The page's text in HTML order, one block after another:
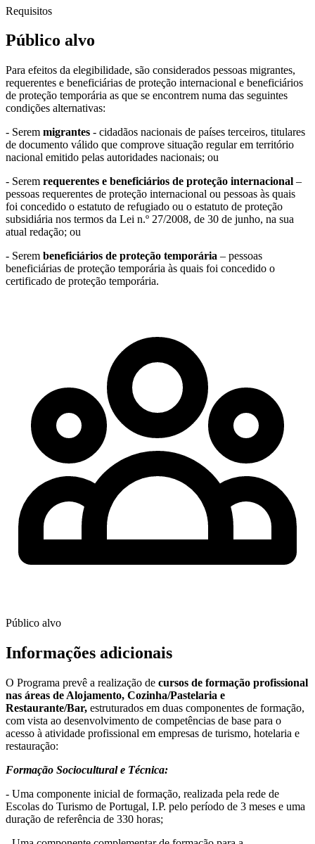
Requisitos
Público alvo
Para efeitos da elegibilidade, são considerados pessoas migrantes,
requerentes e beneficiárias de proteção internacional e beneficiários
de proteção temporária as que se encontrem numa das seguintes
condições alternativas:
- Serem migrantes - cidadãos nacionais de países terceiros, titulares
de documento válido que comprove situação regular em território
nacional emitido pelas autoridades nacionais; ou
- Serem requerentes e beneficiários de proteção internacional –
pessoas requerentes de proteção internacional ou pessoas às quais
foi concedido o estatuto de refugiado ou o estatuto de proteção
subsidiária nos termos da Lei n.º 27/2008, de 30 de junho, na sua
atual redação; ou
- Serem beneficiários de proteção temporária – pessoas
beneficiárias de proteção temporária às quais foi concedido o
certificado de proteção temporária.
Público alvo
Informações adicionais
O Programa prevê a realização de cursos de formação profissional
nas áreas de Alojamento, Cozinha/Pastelaria e
Restaurante/Bar, estruturados em duas componentes de formação,
com vista ao desenvolvimento de competências de base para o
acesso à atividade profissional em empresas de turismo, hotelaria e
restauração:
Formação Sociocultural e Técnica:
- Uma componente inicial de formação, realizada pela rede de
Escolas do Turismo de Portugal, I.P. pelo período de 3 meses e uma
duração de referência de 330 horas;